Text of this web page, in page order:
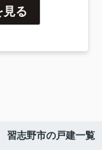
見る
習志野市の戸建一覧